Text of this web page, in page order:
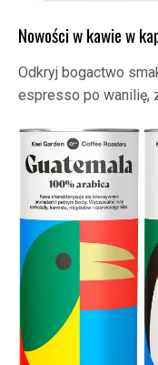
Nowości w kawie w
Odkryj bogactwo
espresso po wanilię,